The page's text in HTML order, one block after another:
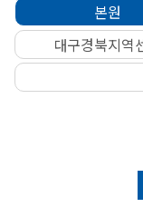
본원
대구경북지역